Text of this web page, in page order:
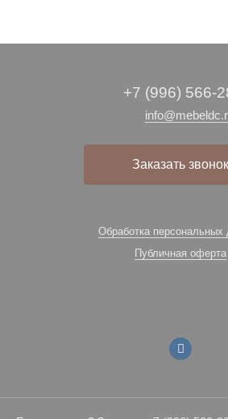
+7 (996) 566-
Заказать звонок
Обработка персональных
Публичная оферта